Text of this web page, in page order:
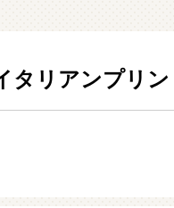
タリアンプリン